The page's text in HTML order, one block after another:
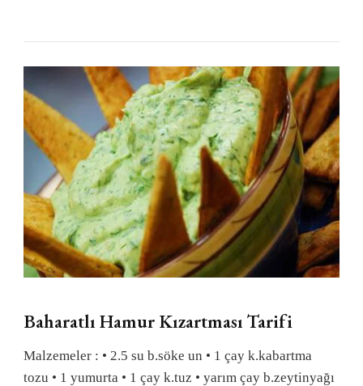
Baharatlı Hamur Kızartması Tarifi
Malzemeler : • 2.5 su b.söke un • 1 çay k.kabartma
tozu • 1 yumurta • 1 çay k.tuz • yarım çay b.zeytinyağı